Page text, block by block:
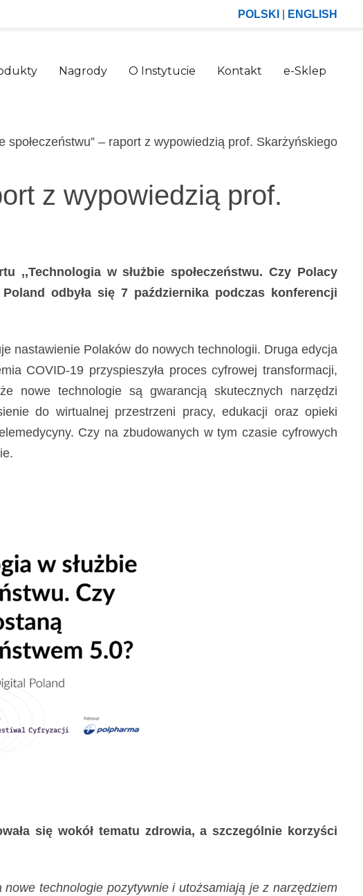
POLSKI | ENGLISH
Nagrody O Instytucie Kontakt e-Sklep
społeczeństwu” – raport z wypowiedzią prof. Skarżyńskiego
z wypowiedzią prof.
,,Technologia w służbie społeczeństwu. Czy Polacy
odbyła się 7 października podczas konferencji
nastawienie Polaków do nowych technologii. Druga edycja
COVID-19 przyspieszyła proces cyfrowej transformacji,
nowe technologie są gwarancją skutecznych narzędzi
do wirtualnej przestrzeni pracy, edukacji oraz opieki
Czy na zbudowanych w tym czasie cyfrowych
się wokół tematu zdrowia, a szczególnie korzyści
technologie pozytywnie i utożsamiają je z narzędziem